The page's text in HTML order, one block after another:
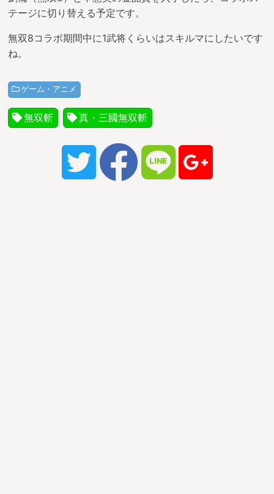
テージに切り替える予定です。
無双8コラボ期間中に1武将くらいはスキルマにしたいです
ね。
ゲーム・アニメ
無双斬 真・三國無双斬